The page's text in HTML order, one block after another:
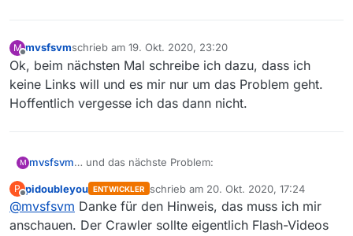
M
Offline
mvsfsvmschrieb am 19. Okt. 2020, 23:20
zuletzt editiert von
Ok, beim nächsten Mal schreibe ich dazu, dass ich
keine Links will und es mir nur um das Problem geht.
Hoffentlich vergesse ich das dann nicht.
M mvsfsvm… und das nächste Problem:
Der TatortHilflosim SR (Website-URL in der Liste ist
kaputt, MV öffnet beim Klick darauf einen “Datei
speichern”-Dialog)
Film-URL:
P
Offline
pidoubleyou ENTWICKLER schrieb am 20. Okt. 2020, 17:24
zuletzt editiert von
@mvsfsvm Danke für den Hinweis, das muss ich mir
anschauen. Der Crawler sollte eigentlich Flash-Videos